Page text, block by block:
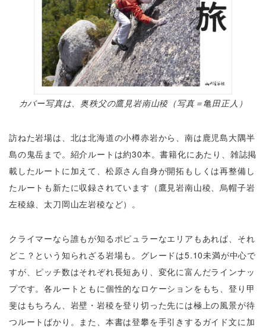
カバー写真は、奥秩父の鷹見岩南山稜（写真＝亀田正人）
訪ねた岩場は、北は北海道の小樽赤岩から、南は鹿児島大隅半
島の鬼岳まで。紹介ルートは約30本。書籍化にあたり、雑誌掲
載したルートに加えて、松原さん自身が開拓もしくは再整備し
たルートも新たに収録されています（鷹見岩南山稜、烏帽子岩
左稜線、太刀岡山左岩稜など）。
クライマーなら誰もが知るポピュラーなエリアもあれば、それ
どこ？という知られざる岩場も。グレードは5.10未満が中心で
すが、ピッチ数はそれぞれ長短あり、変化に富んだラインナッ
プです。各ルートともに個性的なロケーションをもち、登り甲
斐はもちろん、岩壁・岩稜を登り切った先には極上の風景が待
つルートばかり。また、本書は登攀を手引きするガイド文に加